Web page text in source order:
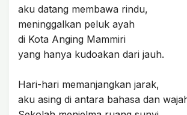
aku datang membawa rindu,
meninggalkan peluk ayah
di Kota Anging Mammiri
yang hanya kudoakan dari jauh.
Hari-hari memanjangkan jarak,
aku asing di antara bahasa dan